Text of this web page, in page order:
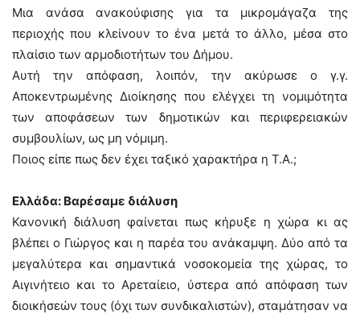
Μια ανάσα ανακούφισης για τα μικρομάγαζα της
περιοχής που κλείνουν το ένα μετά το άλλο, μέσα στο
πλαίσιο των αρμοδιοτήτων του Δήμου.
Αυτή την απόφαση, λοιπόν, την ακύρωσε ο γ.γ.
Αποκεντρωμένης Διοίκησης που ελέγχει τη νομιμότητα
των αποφάσεων των δημοτικών και περιφερειακών
συμβουλίων, ως μη νόμιμη.
Ποιος είπε πως δεν έχει ταξικό χαρακτήρα η Τ.Α.;
Ελλάδα: Βαρέσαμε διάλυση
Κανονική διάλυση φαίνεται πως κήρυξε η χώρα κι ας
βλέπει ο Γιώργος και η παρέα του ανάκαμψη. Δύο από τα
μεγαλύτερα και σημαντικά νοσοκομεία της χώρας, το
Αιγινήτειο και το Αρεταίειο, ύστερα από απόφαση των
διοικήσεών τους (όχι των συνδικαλιστών), σταμάτησαν να